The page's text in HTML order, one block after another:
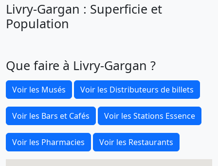
Livry-Gargan : Superficie et
Population
Que faire à Livry-Gargan ?
Voir les Musés Voir les Distributeurs de billets
Voir les Bars et Cafés Voir les Stations Essence
Voir les Pharmacies Voir les Restaurants